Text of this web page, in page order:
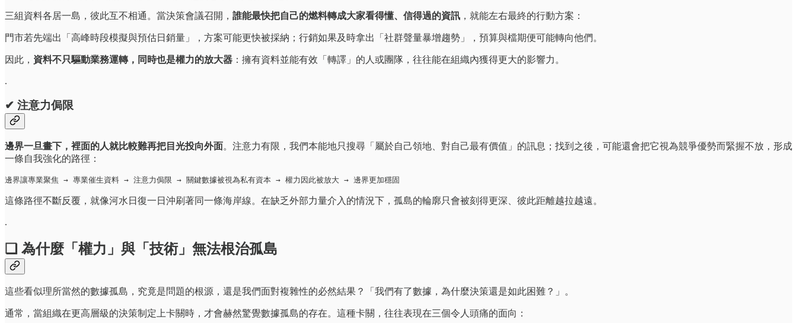
三組資料各居一島，彼此互不相通。當決策會議召開， 誰能最快把自己的燃料轉成大家看得懂、信得過的資訊 ，就能左右最終的行動方案：
門市若先端出「高峰時段模擬與預估日銷量」，方案可能更快被採納；行銷如果及時拿出「社群聲量暴增趨勢」，預算與檔期便可能轉向他們。
因此， 資料不只驅動業務運轉，同時也是權力的放大器 ：擁有資料並能有效「轉譯」的人或團隊，往往能在組織內獲得更大的影響力。
.
✔ 注意力侷限
邊界一旦畫下，裡面的人就比較難再把目光投向外面。注意力有限，我們本能地只搜尋「屬於自己領地、對自己最有價值」的訊息；找到之後，可能還會把它視為競爭優勢而緊握不放，形成
一條自我強化的路徑：
邊界讓專業聚焦 → 專業催生資料 → 注意力侷限 → 關鍵數據被視為私有資本 → 權力因此被放大 → 邊界更加穩固
這條路徑不斷反覆，就像河水日復一日沖刷著同一條海岸線。在缺乏外部力量介入的情況下，孤島的輪廓只會被刻得更深、彼此距離越拉越遠。
.
❏ 為什麼「權力」與「技術」無法根治孤島
這些看似理所當然的數據孤島，究竟是問題的根源，還是我們面對複雜性的必然結果？「我們有了數據，為什麼決策還是如此困難？」。
通常，當組織在更高層級的決策制定上卡關時，才會赫然驚覺數據孤島的存在。這種卡關，往往表現在三個令人頭痛的面向：